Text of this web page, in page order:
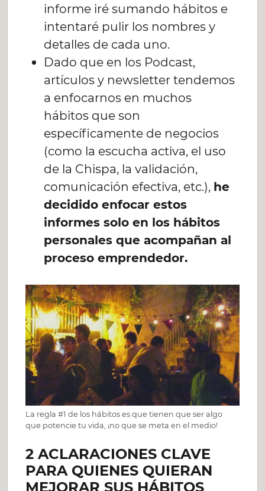
informe iré sumando hábitos e
intentaré pulir los nombres y
detalles de cada uno.
Dado que en los Podcast,
artículos y newsletter tendemos
a enfocarnos en muchos
hábitos que son
específicamente de negocios
(como la escucha activa, el uso
de la Chispa, la validación,
comunicación efectiva, etc.), he
decidido enfocar estos
informes solo en los hábitos
personales que acompañan al
proceso emprendedor.
La regla #1 de los hábitos es que tienen que ser algo
que potencie tu vida, ¡no que se meta en el medio!
2 ACLARACIONES CLAVE
PARA QUIENES QUIERAN
MEJORAR SUS HÁBITOS